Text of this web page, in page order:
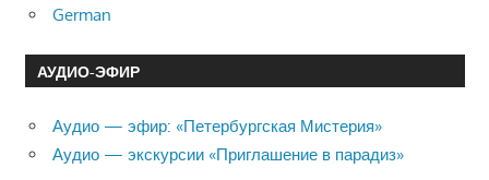
German
АУДИО-ЭФИР
Аудио — эфир: «Петербургская Мистерия»
Аудио — экскурсии «Приглашение в парадиз»